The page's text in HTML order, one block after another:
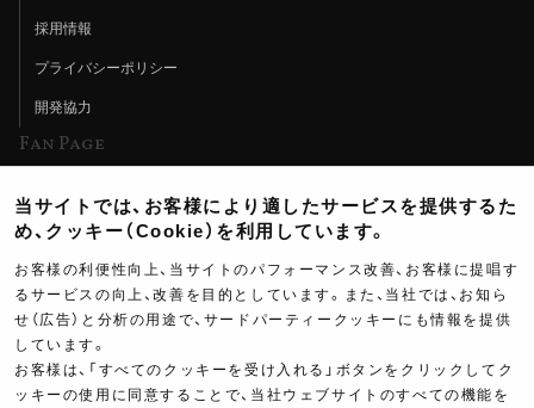
採用情報
プライバシーポリシー
開発協力
Fan Page
ヨシムラTV
イベント情報
イベントスケジュール
ツーリングブレイクタイム
当サイトでは、お客様により適したサービスを提供するた
め、クッキー（Cookie）を利用しています。
お客様の利便性向上、当サイトのパフォーマンス改善、お客様に提唱す
るサービスの向上、改善を目的としています。また、当社では、お知ら
せ（広告）と分析の用途で、サードパーティークッキーにも情報を提供
しています。
お客様は、「すべてのクッキーを受け入れる」ボタンをクリックしてク
ッキーの使用に同意することで、当社ウェブサイトのすべての機能を